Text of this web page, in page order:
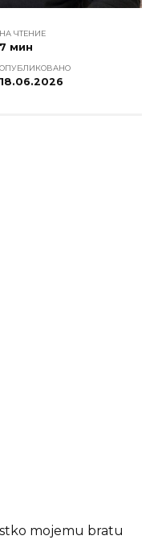
НА ЧТЕНИЕ
7 мин
ОПУБЛИКОВАНО
18.06.2026
mojemu bratu